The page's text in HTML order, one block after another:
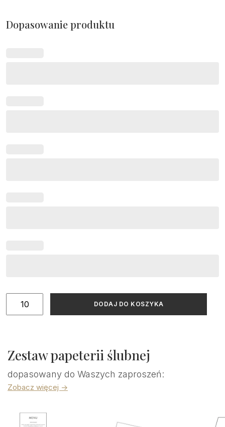
Dopasowanie produktu
ilość
odbiciem
lakowym
dziękujemy
DODAJ DO KOSZYKA
Zestaw papeterii ślubnej
dopasowany do Waszych zaproszeń:
Zobacz więcej ->